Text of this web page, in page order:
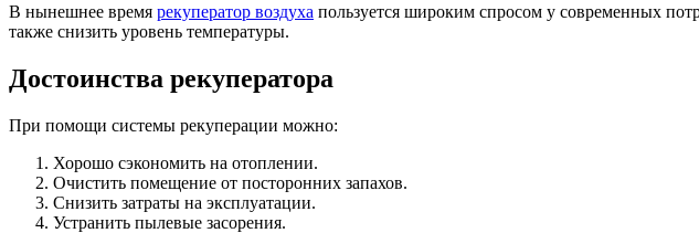
В нынешнее время рекуператор воздуха пользуется широким спросом у современных
также снизить уровень температуры.
Достоинства рекуператора
При помощи системы рекуперации можно:
Хорошо сэкономить на отоплении.
Очистить помещение от посторонних запахов.
Снизить затраты на эксплуатации.
Устранить пылевые засорения.